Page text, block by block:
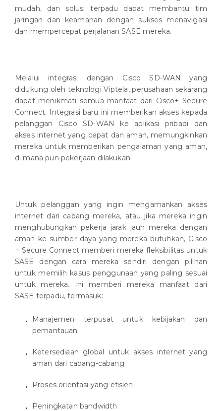
mudah, dan solusi terpadu dapat membantu tim
jaringan dan keamanan dengan sukses menavigasi
dan mempercepat perjalanan SASE mereka.
Melalui integrasi dengan Cisco SD-WAN yang
didukung oleh teknologi Viptela, perusahaan sekarang
dapat menikmati semua manfaat dari Cisco+ Secure
Connect. Integrasi baru ini memberikan akses kepada
pelanggan Cisco SD-WAN ke aplikasi pribadi dan
akses internet yang cepat dan aman, memungkinkan
mereka untuk memberikan pengalaman yang aman,
di mana pun pekerjaan dilakukan.
Untuk pelanggan yang ingin mengamankan akses
internet dari cabang mereka, atau jika mereka ingin
menghubungkan pekerja jarak jauh mereka dengan
aman ke sumber daya yang mereka butuhkan, Cisco
+ Secure Connect memberi mereka fleksibilitas untuk
SASE dengan cara mereka sendiri dengan pilihan
untuk memilih kasus penggunaan yang paling sesuai
untuk mereka. Ini memberi mereka manfaat dari
SASE terpadu, termasuk:
Manajemen terpusat untuk kebijakan dan
pemantauan
Ketersediaan global untuk akses internet yang
aman dari cabang-cabang
Proses orientasi yang efisien
Peningkatan bandwidth